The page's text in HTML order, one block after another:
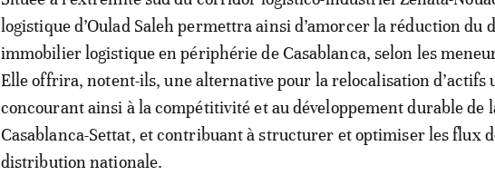
logistique d’Oulad Saleh permettra ainsi d’amorcer la réduction du
immobilier logistique en périphérie de Casablanca, selon les
Elle offrira, notent-ils, une alternative pour la relocalisation d’actifs
concourant ainsi à la compétitivité et au développement durable de
Casablanca-Settat, et contribuant à structurer et optimiser les flux
distribution nationale.